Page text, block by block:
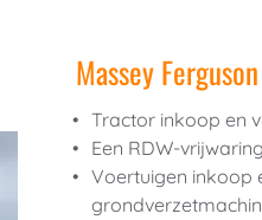
Massey
Tractor inkoop en
Een RDW-
Voertuigen inkoop